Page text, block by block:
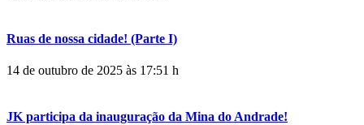
Ruas de nossa cidade! (Parte I)
14 de outubro de 2025 às 17:51 h
JK participa da inauguração da Mina do Andrade!